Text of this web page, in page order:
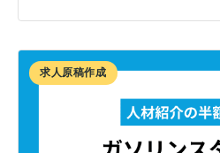
求人原稿作成